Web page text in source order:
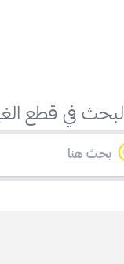
في قطع